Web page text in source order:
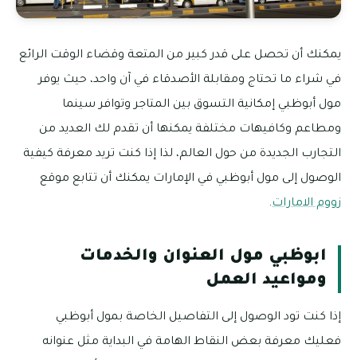
يمكنك أن تحصل على قدر كبير من المتعة وقضاء الوقت الرائع
في شراء ما تحتاج ومقابلة الأصدقاء في آن واحد، حيث يوفر
مول أبوظبي إمكانية التسوق بين المتاجر وتوافر سينما
ومطاعم وكافيهات مختلفة يمكنها أن تقدم لك العديد من
التجارب الجديدة من حول العالم، لذا إذا كنت تريد معرفة كيفية
الوصول إلى مول أبوظبي في الإمارات يمكنك أن تتابع موقع
زووم الامارات.
ابوظبي مول العنوان والخدمات
ومواعيد العمل
إذا كنت تود الوصول إلى التفاصيل الخاصة بمول أبوظبي
فعليك معرفة بعض النقاط الهامة في البداية مثل عنوانه